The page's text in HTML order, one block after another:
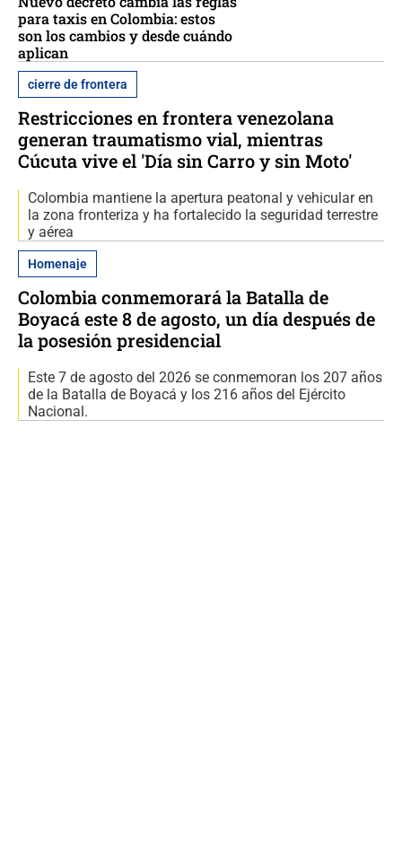
para taxis en Colombia: estos
son los cambios y desde cuándo
aplican
cierre de frontera
Restricciones en frontera venezolana
generan traumatismo vial, mientras
Cúcuta vive el 'Día sin Carro y sin Moto'
Colombia mantiene la apertura peatonal y vehicular en
la zona fronteriza y ha fortalecido la seguridad terrestre
y aérea
Homenaje
Colombia conmemorará la Batalla de
Boyacá este 8 de agosto, un día después de
la posesión presidencial
Este 7 de agosto del 2026 se conmemoran los 207 años
de la Batalla de Boyacá y los 216 años del Ejército
Nacional.